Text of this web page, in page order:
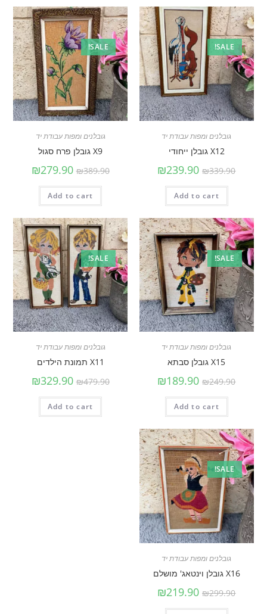
SALE!
גובלנים ומפות עבודת יד
X12 גובלן ייחודי
₪339.90
₪239.90
Add to cart
SALE!
גובלנים ומפות עבודת יד
X9 גובלן פרח סגול
₪389.90
₪279.90
Add to cart
SALE!
גובלנים ומפות עבודת יד
X15 גובלן סבתא
₪249.90
₪189.90
Add to cart
SALE!
גובלנים ומפות עבודת יד
X11 תמונת הילדים
₪479.90
₪329.90
Add to cart
SALE!
גובלנים ומפות עבודת יד
X16 גובלן וינטאג' מושלם
₪299.90
₪219.90